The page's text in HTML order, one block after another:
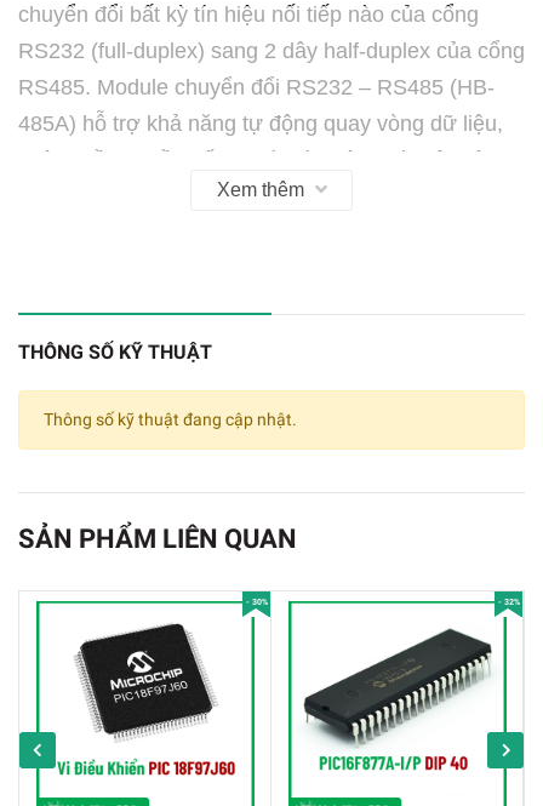
chuyển đổi bất kỳ tín hiệu nối tiếp nào của cổng
RS232 (full-duplex) sang 2 dây half-duplex của cổng
RS485. Module chuyển đổi RS232 – RS485 (HB-
485A) hỗ trợ khả năng tự động quay vòng dữ liệu,
kiểm soát luồng dữ liệu, không cần phần mềm cài
Xem thêm
THÔNG SỐ KỸ THUẬT
Thông số kỹ thuật đang cập nhật.
SẢN PHẨM LIÊN QUAN
- 30% - 32%